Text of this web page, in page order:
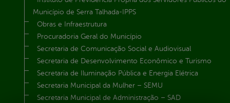
Município de Serra Talhada-IPPS
Obras e Infraestrutura
Procuradoria Geral do Município
Secretaria de Comunicação Social e Audiovisual
Secretaria de Desenvolvimento Econômico e Turismo
Secretaria de Iluminação Pública e Energia Elétrica
Secretaria Municipal da Mulher – SEMU
Secretaria Municipal de Administração – SAD